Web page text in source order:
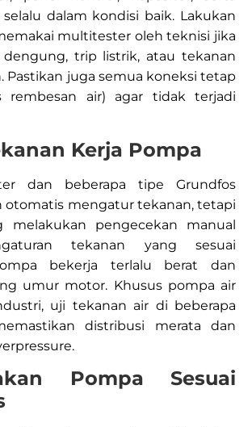
dalam kondisi baik. Lakukan
multitester oleh teknisi jika
dengung, trip listrik, atau tekanan
Pastikan juga semua koneksi tetap
rembesan air) agar tidak terjadi
Kerja Pompa
dan beberapa tipe Grundfos
otomatis mengatur tekanan, tetapi
melakukan pengecekan manual
tekanan yang sesuai
bekerja terlalu berat dan
umur motor. Khusus pompa air
uji tekanan air di beberapa
distribusi merata dan
Pompa Sesuai